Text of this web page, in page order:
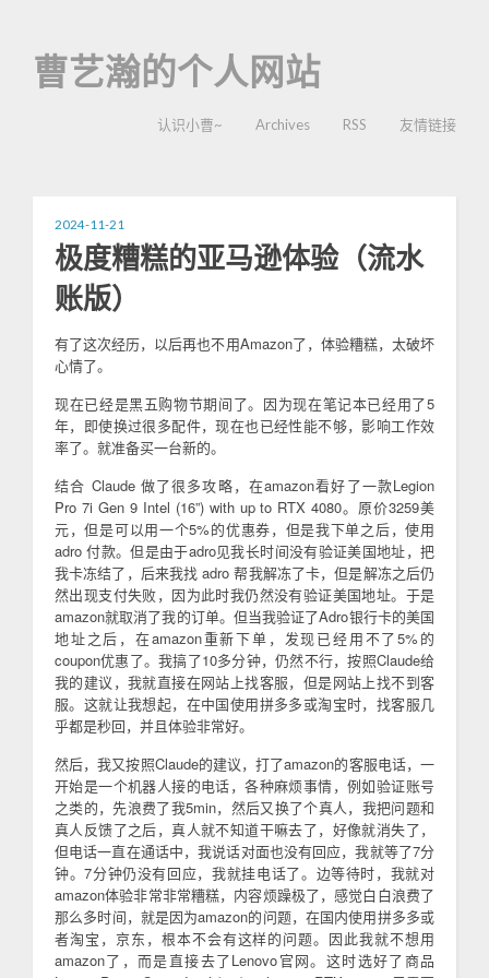
曹艺瀚的个人网站
认识小曹~ Archives RSS 友情链接
2024-11-21
极度糟糕的亚马逊体验（流水
账版）
有了这次经历，以后再也不用Amazon了，体验糟糕，太破坏
心情了。
现在已经是黑五购物节期间了。因为现在笔记本已经用了5
年，即使换过很多配件，现在也已经性能不够，影响工作效
率了。就准备买一台新的。
结合 Claude 做了很多攻略，在amazon看好了一款Legion
Pro 7i Gen 9 Intel (16”) with up to RTX 4080。原价3259美
元，但是可以用一个5%的优惠券，但是我下单之后，使用
adro 付款。但是由于adro见我长时间没有验证美国地址，把
我卡冻结了，后来我找 adro 帮我解冻了卡，但是解冻之后仍
然出现支付失败，因为此时我仍然没有验证美国地址。于是
amazon就取消了我的订单。但当我验证了Adro银行卡的美国
地址之后，在amazon重新下单，发现已经用不了5%的
coupon优惠了。我搞了10多分钟，仍然不行，按照Claude给
我的建议，我就直接在网站上找客服，但是网站上找不到客
服。这就让我想起，在中国使用拼多多或淘宝时，找客服几
乎都是秒回，并且体验非常好。
然后，我又按照Claude的建议，打了amazon的客服电话，一
开始是一个机器人接的电话，各种麻烦事情，例如验证账号
之类的，先浪费了我5min，然后又换了个真人，我把问题和
真人反馈了之后，真人就不知道干嘛去了，好像就消失了，
但电话一直在通话中，我说话对面也没有回应，我就等了7分
钟。7分钟仍没有回应，我就挂电话了。边等待时，我就对
amazon体验非常非常糟糕，内容烦躁极了，感觉白白浪费了
那么多时间，就是因为amazon的问题，在国内使用拼多多或
者淘宝，京东，根本不会有这样的问题。因此我就不想用
amazon了，而是直接去了Lenovo官网。这时选好了商品